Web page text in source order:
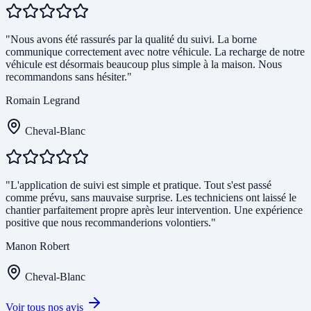
"Nous avons été rassurés par la qualité du suivi. La borne
communique correctement avec notre véhicule. La recharge de notre
véhicule est désormais beaucoup plus simple à la maison. Nous
recommandons sans hésiter."
Romain Legrand
Cheval-Blanc
"L'application de suivi est simple et pratique. Tout s'est passé
comme prévu, sans mauvaise surprise. Les techniciens ont laissé le
chantier parfaitement propre après leur intervention. Une expérience
positive que nous recommanderions volontiers."
Manon Robert
Cheval-Blanc
Voir tous nos avis